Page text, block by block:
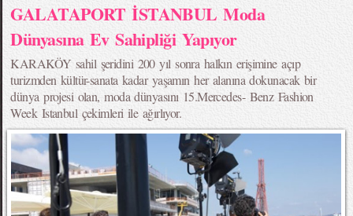
GALATAPORT İSTANBUL Moda
Dünyasına Ev Sahipliği Yapıyor
KARAKÖY sahil şeridini 200 yıl sonra halkın erişimine açıp
turizmden kültür-sanata kadar yaşamın her alanına dokunacak bir
dünya projesi olan, moda dünyasını 15.Mercedes- Benz Fashion
Week Istanbul çekimleri ile ağırlıyor.